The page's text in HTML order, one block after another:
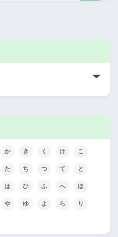
か き く け こ
た ち つ て と
は ひ ふ へ ほ
や ゆ よ ら り